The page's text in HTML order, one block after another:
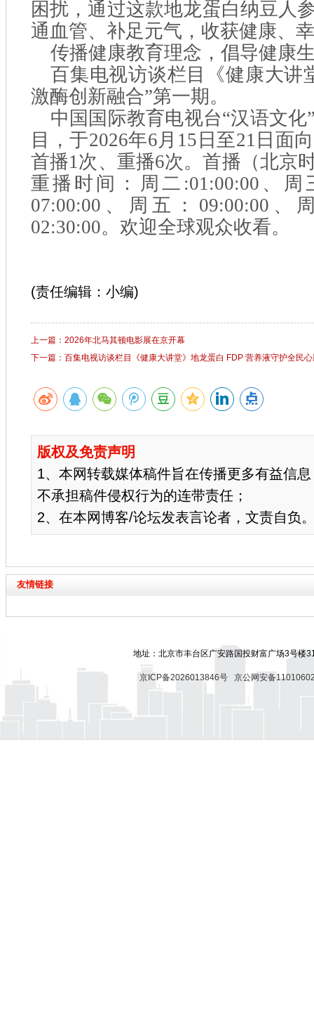
困扰，通过这款地龙蛋白纳豆人
通血管、补足元气，收获健康、
传播健康教育理念，倡导健康
百集电视访谈栏目《健康大讲
激酶创新融合”第一期。
中国国际教育电视台“汉语文
目，于2026年6月15日至21日面
首播1次、重播6次。首播（北京
重播时间：周二:01:00:00、周
07:00:00、周五：09:00:00、
02:30:00。欢迎全球观众收看。
(责任编辑：小编)
上一篇：2026年北马其顿电影展在京开幕
下一篇：百集电视访谈栏目《健康大讲堂》地龙蛋白 FDP 营养液守护全民
版权及免责声明
1、本网转载媒体稿件旨在传播更多有益信
不承担稿件侵权行为的连带责任；
2、在本网博客/论坛发表言论者，文责自负
友情链接
地址：北京市丰台区广安路国投财富广场3号楼
京ICP备2026013846号 京公网安备